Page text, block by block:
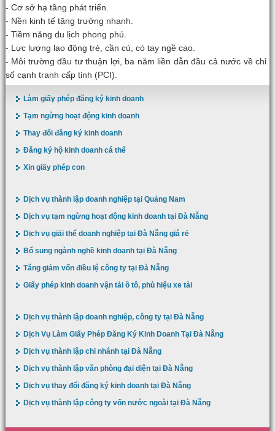
- Cơ sở hạ tầng phát triển.
- Nền kinh tế tăng trưởng nhanh.
- Tiềm năng du lịch phong phú.
- Lực lượng lao động trẻ, cần cù, có tay ngề cao.
- Môi trường đầu tư thuận lợi, ba năm liền dẫn đầu cả nước về chỉ
số cạnh tranh cấp tỉnh (PCI).
Làm giấy phép đăng ký kinh doanh
Tạm ngừng hoạt động kinh doanh
Thay đổi đăng ký kinh doanh
Đăng ký hộ kinh doanh cá thể
Xin giấy phép con
Dịch vụ thành lập doanh nghiệp tại Quảng Nam
Dịch vụ tạm ngừng hoạt động kinh doanh tại Đà Nẵng
Dịch vụ giải thể doanh nghiệp tại Đà Nẵng giá rẻ
Bổ sung ngành nghề kinh doanh tại Đà Nẵng
Tăng giảm vốn điều lệ công ty tại Đà Nẵng
Giấy phép kinh doanh vận tải ô tô, phù hiệu xe tải
Dịch vụ thành lập doanh nghiệp, công ty tại Đà Nẵng
Dịch Vụ Làm Giấy Phép Đăng Ký Kinh Doanh Tại Đà Nẵng
Dịch vụ thành lập chi nhánh tại Đà Nẵng
Dịch vụ thành lập văn phòng đại diện tại Đà Nẵng
Dịch vụ thay đổi đăng ký kinh doanh tại Đà Nẵng
Dịch vụ thành lập công ty vốn nước ngoài tại Đà Nẵng